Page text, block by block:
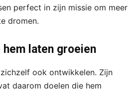
perfect in zijn missie om meer
dromen.
hem laten groeien
ook ontwikkelen. Zijn
daarom doelen die hem